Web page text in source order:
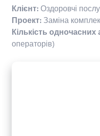
Клієнт:Оздоровчі
Проект: Заміна
Кількість одночасних
операторів)